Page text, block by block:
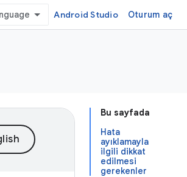
Android Studio Oturum aç
Bu sayfada
Hata
ayıklamayla
ilgili dikkat
edilmesi
gerekenler